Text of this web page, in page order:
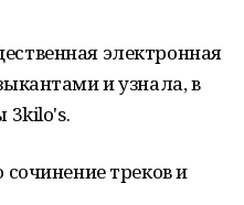
электронная
и узнала, в
3kilo's.
треков и